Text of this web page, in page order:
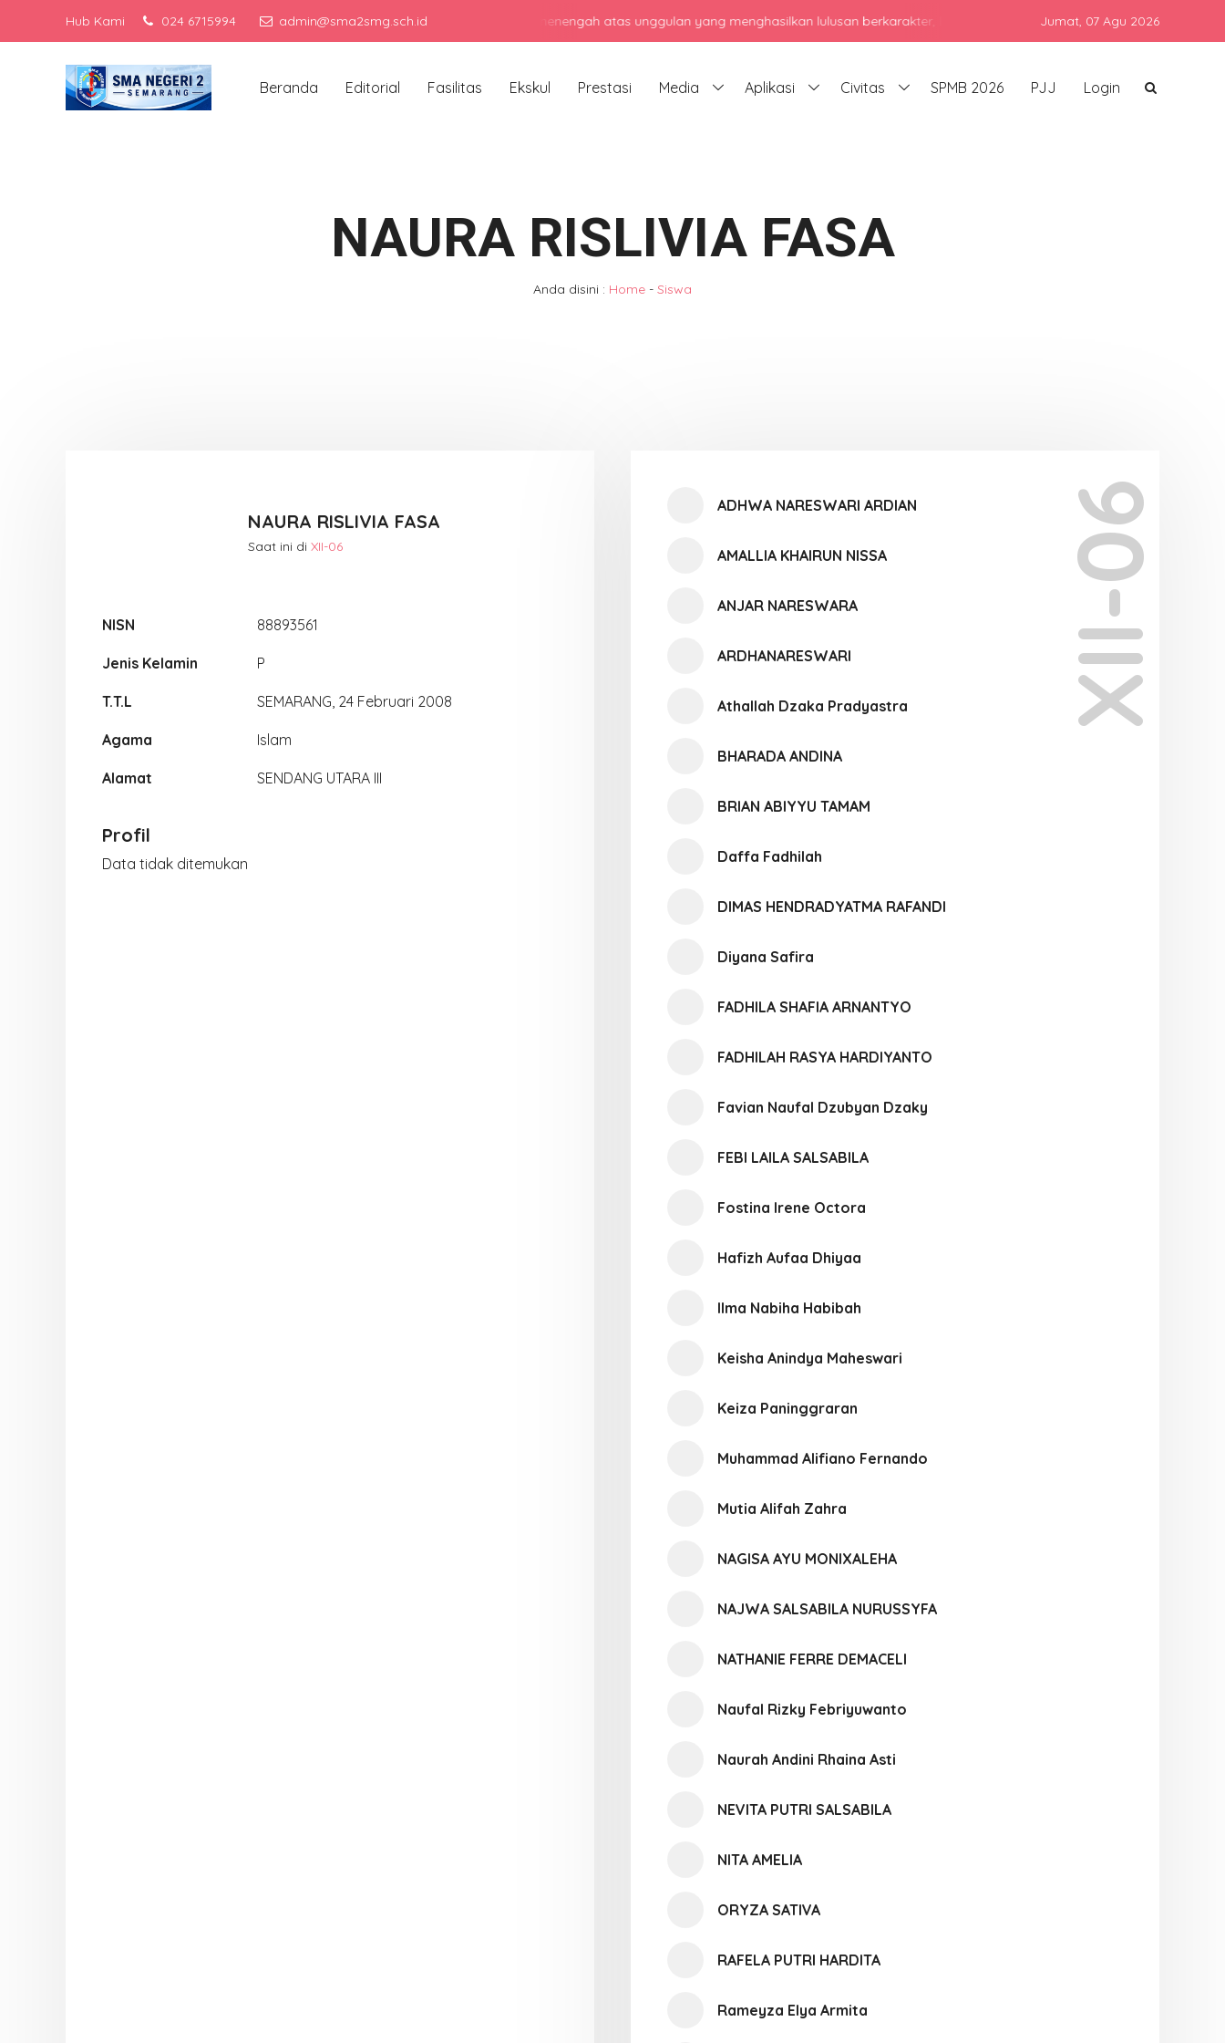
Hub Kami 024 6715994 admin@sma2smg.sch.idMenjadi sekolah menengah atas unggulan yang menghasilkan lulusan berkarakter, berprestasi, dan siap bersaing di era global
Jumat, 07 Agu 2026
Beranda Editorial Fasilitas Ekskul Prestasi Media Aplikasi Civitas SPMB 2026 PJJ Login
NAURA RISLIVIA FASA
Anda disini : Home - Siswa
NAURA RISLIVIA FASA
Saat ini di XII-06
NISN 88893561
Jenis Kelamin P
T.T.L SEMARANG, 24 Februari 2008
Agama Islam
Alamat SENDANG UTARA III
Profil
Data tidak ditemukan
XII-06
ADHWA NARESWARI ARDIAN
AMALLIA KHAIRUN NISSA
ANJAR NARESWARA
ARDHANARESWARI
Athallah Dzaka Pradyastra
BHARADA ANDINA
BRIAN ABIYYU TAMAM
Daffa Fadhilah
DIMAS HENDRADYATMA RAFANDI
Diyana Safira
FADHILA SHAFIA ARNANTYO
FADHILAH RASYA HARDIYANTO
Favian Naufal Dzubyan Dzaky
FEBI LAILA SALSABILA
Fostina Irene Octora
Hafizh Aufaa Dhiyaa
Ilma Nabiha Habibah
Keisha Anindya Maheswari
Keiza Paninggraran
Muhammad Alifiano Fernando
Mutia Alifah Zahra
NAGISA AYU MONIXALEHA
NAJWA SALSABILA NURUSSYFA
NATHANIE FERRE DEMACELI
Naufal Rizky Febriyuwanto
Naurah Andini Rhaina Asti
NEVITA PUTRI SALSABILA
NITA AMELIA
ORYZA SATIVA
RAFELA PUTRI HARDITA
Rameyza Elya Armita